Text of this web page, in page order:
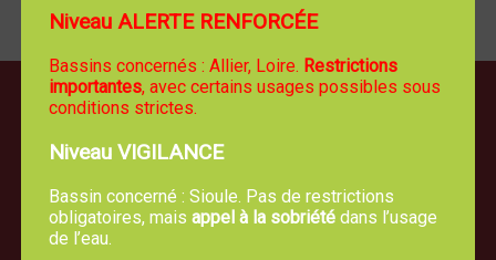
Retour
Niveau ALERTE RENFORCÉE
Bassins concernés : Allier, Loire. Restrictions
importantes, avec certains usages possibles sous
conditions strictes.
Niveau VIGILANCE
Bassin concerné : Sioule. Pas de restrictions
obligatoires, mais appel à la sobriétédans l’usage
de l’eau.